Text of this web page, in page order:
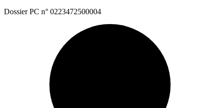
Dossier PC n° 0223472500004